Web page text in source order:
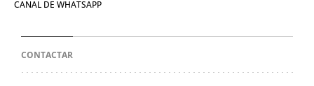
CANAL DE WHATSAPP
CONTACTAR